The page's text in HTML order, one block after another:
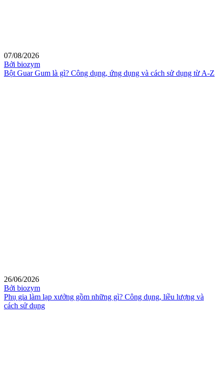
07/08/2026
Bởi biozym
Bột Guar Gum là gì? Công dụng, ứng dụng và cách sử dụng từ A-Z
26/06/2026
Bởi biozym
Phụ gia làm lạp xưởng gồm những gì? Công dụng, liều lượng và
cách sử dụng